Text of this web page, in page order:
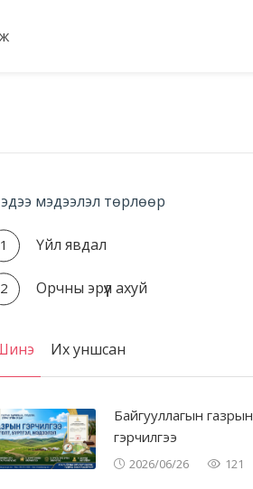
мэдээлэл төрлөөр
Үйл явдал
Орчны эрүүл ахуй
Их уншсан
Байгууллагын газрын
гэрчилгээ
2026/06/26 121